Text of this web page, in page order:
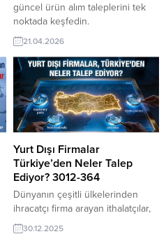
güncel ürün alım taleplerini tek
noktada keşfedin.
TurkishExporter ile doğrulanmış
ithalatçı firmaların gerçek ve aktif
satın alma ihtiyaçlarına ulaşın,
yeni iş bağlantıları kurarak ihracat
hacminizi sürdürülebilir şekilde
büyütün. Güncel Alım
Taleplerinden Seçmeler: Fildişi
Sahili Firması, Spor Ekipmanları
İthal EdecekÖzbekistan,
Alüminyum Ekstrüzyon Soğutucu
AlacakFransız Firma,
Türkiye’den...
21.04.2026
Yurt Dışı Firmalar
Türkiye’den Neler Talep
Ediyor? 3012-364
Dünyanın çeşitli ülkelerinden
ihracatçı firma arayan ithalatçılar,
güvenilir tedarikçi bulmak ve
rekabetçi fiyatlara ulaşmak için
30.12.2025